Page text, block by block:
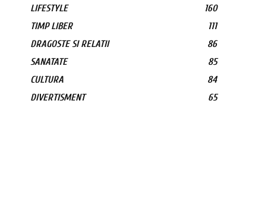
LIFESTYLE
160
TIMP LIBER
111
DRAGOSTE SI RELATII
86
SANATATE
85
CULTURA
84
DIVERTISMENT
65